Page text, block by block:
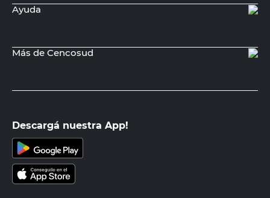
Ayuda
Más de Cencosud
Descargá nuestra App!